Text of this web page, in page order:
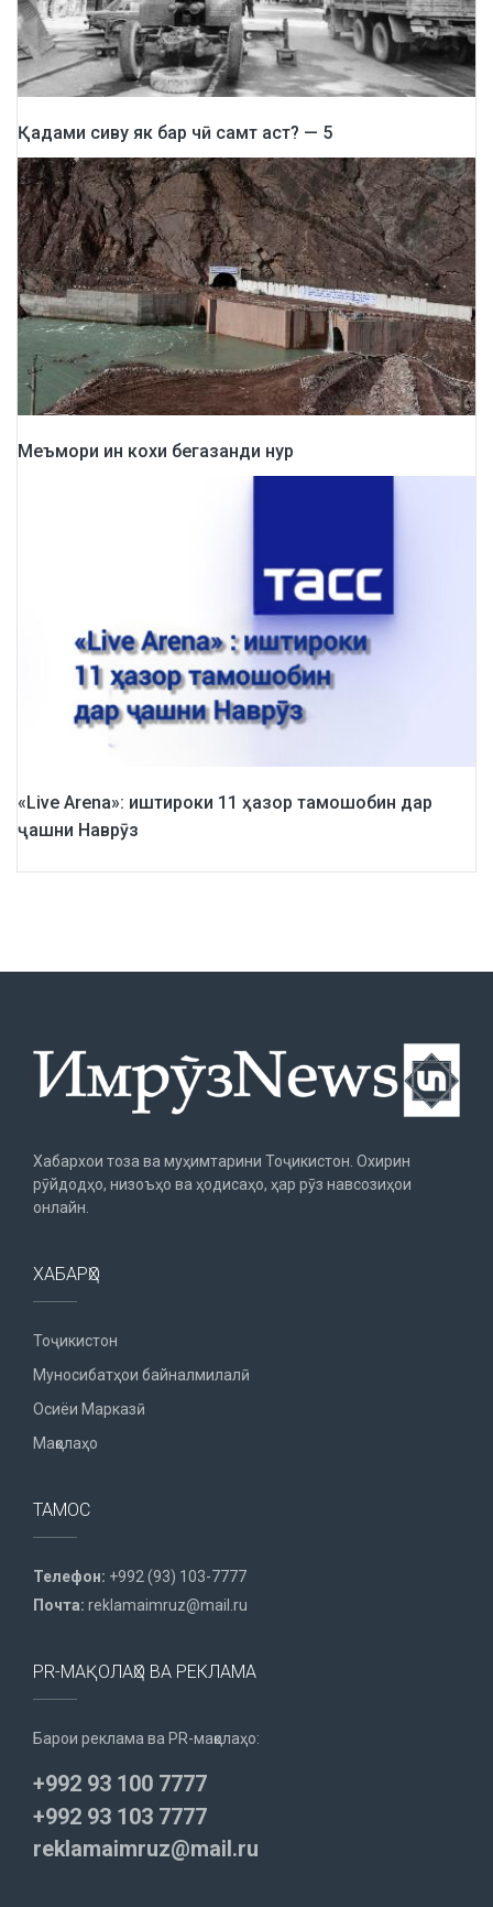
Қадами сиву як бар чӣ самт аст? — 5
Меъмори ин кохи бегазанди нур
«Live Arena»: иштироки 11 ҳазор тамошобин дар
ҷашни Наврӯз
Хабархои тоза ва муҳимтарини Тоҷикистон. Охирин
рӯйдодҳо, низоъҳо ва ҳодисаҳо, ҳар рӯз навсозиҳои
онлайн.
ХАБАРҲО
Тоҷикистон
Муносибатҳои байналмилалӣ
Осиёи Марказӣ
Мақолаҳо
ТАМОС
Телефон: +992 (93) 103-7777
Почта: reklamaimruz@mail.ru
PR-МАҚОЛАҲО ВА РЕКЛАМА
Барои реклама ва PR-мақолаҳо:
+992 93 100 7777
+992 93 103 7777
reklamaimruz@mail.ru